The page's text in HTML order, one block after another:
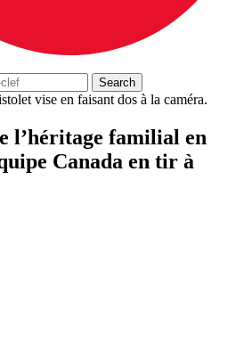
l’héritage familial en
Canada en tir à